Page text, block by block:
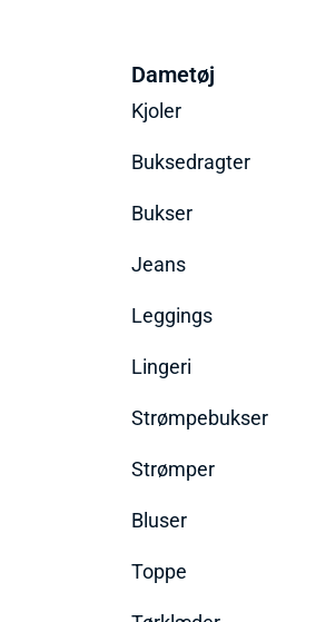
Dametøj
Kjoler
Buksedragter
Bukser
Jeans
Leggings
Lingeri
Strømpebukser
Strømper
Bluser
Toppe